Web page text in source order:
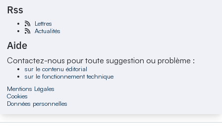
Rss
Lettres
Actualités
Aide
Contactez-nous pour toute suggestion ou problème :
sur le contenu éditorial
sur le fonctionnement technique
Mentions Légales
Cookies
Données personnelles